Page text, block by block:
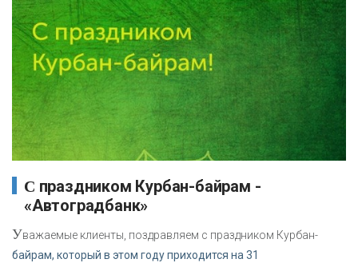
С праздником Курбан-байрам -
«Автоградбанк»
Уважаемые клиенты, поздравляем с праздником Курбан-
байрам, который в этом году приходится на 31